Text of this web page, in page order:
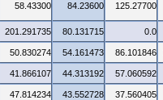
58.43300 84.23600 125.27700
201.291735 80.131715 0.0
50.830274 54.161473 86.101846
41.866107 44.313192 57.060592
47.814234 43.552728 37.560405